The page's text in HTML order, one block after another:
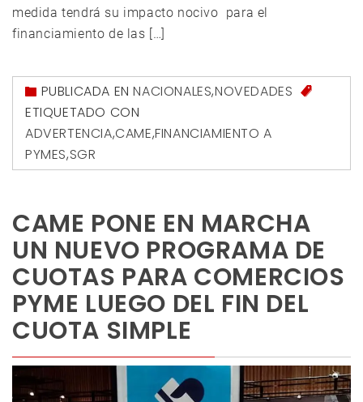
medida tendrá su impacto nocivo para el
financiamiento de las […]
PUBLICADA ENNACIONALES,NOVEDADES
ETIQUETADO CON
ADVERTENCIA,CAME,FINANCIAMIENTO A
PYMES,SGR
CAME PONE EN MARCHA
UN NUEVO PROGRAMA DE
CUOTAS PARA COMERCIOS
PYME LUEGO DEL FIN DEL
CUOTA SIMPLE